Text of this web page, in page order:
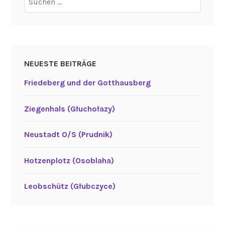
nach:
NEUESTE BEITRÄGE
Friedeberg und der Gotthausberg
Ziegenhals (Głuchołazy)
Neustadt O/S (Prudnik)
Hotzenplotz (Osoblaha)
Leobschütz (Głubczyce)